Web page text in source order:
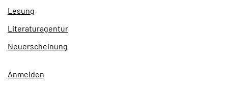
Lesung
Literaturagentur
Neuerscheinung
Anmelden